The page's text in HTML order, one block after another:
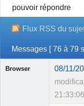
pouvoir répondre
Flux RSS du
Messages [ 76 à 79
Browser 08/11/